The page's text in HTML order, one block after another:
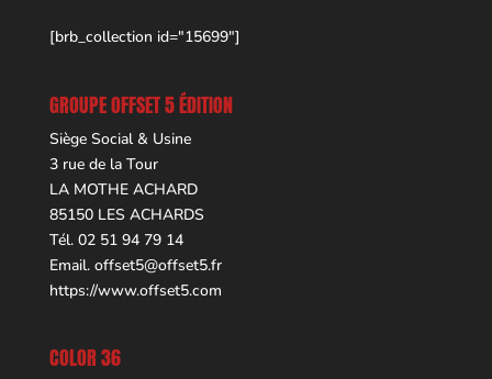
[brb_collection id="15699"]
GROUPE OFFSET 5 ÉDITION
Siège Social & Usine
3 rue de la Tour
LA MOTHE ACHARD
85150 LES ACHARDS
Tél. 02 51 94 79 14
Email. offset5@offset5.fr
https://www.offset5.com
COLOR 36